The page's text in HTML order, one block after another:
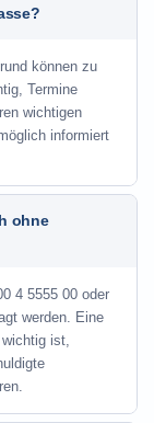
können zu
Termine
wichtigen
informiert
ohne
4 5555 00 oder
werden. Eine
ist,